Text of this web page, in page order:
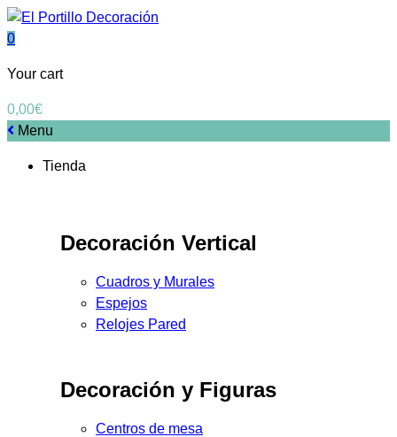
0
Your cart
0,00€
Menu
Tienda
Decoración Vertical
Cuadros y Murales
Espejos
Relojes Pared
Decoración y Figuras
Centros de mesa